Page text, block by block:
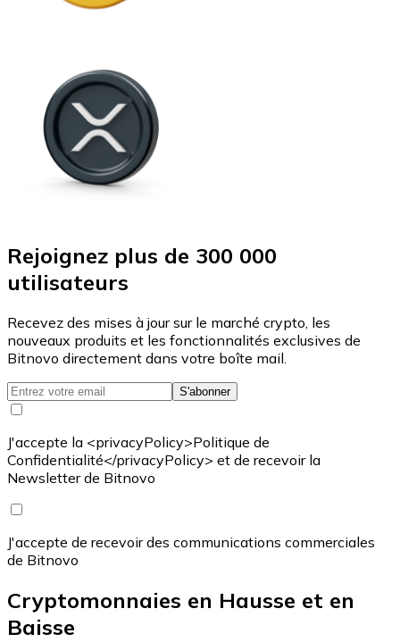
Rejoignez plus de 300 000
utilisateurs
Recevez des mises à jour sur le marché crypto, les
nouveaux produits et les fonctionnalités exclusives de
Bitnovo directement dans votre boîte mail.
S'abonner
J'accepte la <privacyPolicy>Politique de
Confidentialité</privacyPolicy> et de recevoir la
Newsletter de Bitnovo
J'accepte de recevoir des communications commerciales
de Bitnovo
Cryptomonnaies en Hausse et en
Baisse